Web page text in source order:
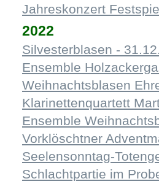
Jahreskonzert
2022
Silvesterblasen -
Ensemble
Weihnachtsblasen
Klarinettenquartett
Ensemble
Vorklöschtner
Seelensonntag-
Schlachtpartie im